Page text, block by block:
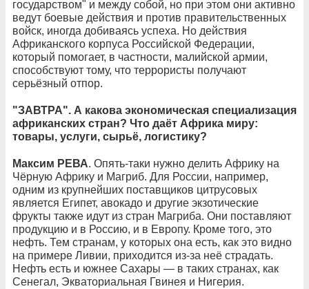
государством" и между собой, но при этом они активно
ведут боевые действия и против правительственных
войск, иногда добиваясь успеха. Но действия
Африканского корпуса Российской Федерации,
который помогает, в частности, малийской армии,
способствуют тому, что террористы получают
серьёзный отпор.
"ЗАВТРА". А какова экономическая специализация
африканских стран? Что даёт Африка миру:
товары, услуги, сырьё, логистику?
Максим РЕВА. Опять-таки нужно делить Африку на
Чёрную Африку и Магриб. Для России, например,
одним из крупнейших поставщиков цитрусовых
является Египет, авокадо и другие экзотические
фрукты также идут из стран Магриба. Они поставляют
продукцию и в Россию, и в Европу. Кроме того, это
нефть. Тем странам, у которых она есть, как это видно
на примере Ливии, приходится из-за неё страдать.
Нефть есть и южнее Сахары — в таких странах, как
Сенегал, Экваториальная Гвинея и Нигерия.